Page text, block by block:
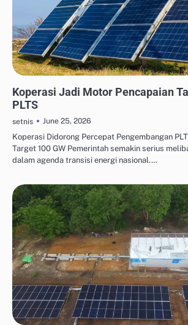
Koperasi Jadi Motor Pencapaian
PLTS
setnis
June 25, 2026
Koperasi Didorong Percepat Pengembangan
Target 100 GW Pemerintah semakin serius
dalam agenda transisi energi nasional.…